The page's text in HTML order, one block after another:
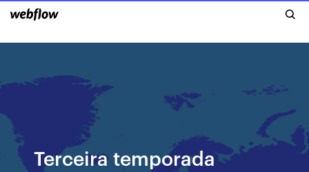
Terceira temporada